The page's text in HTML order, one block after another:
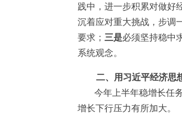
践中，进一步积累对做好
沉着应对重大挑战，步调
要求； 三是必须坚持稳中
系统观念。
二、用习近平经济思
今年上半年稳增长任务
增长下行压力有所加大。